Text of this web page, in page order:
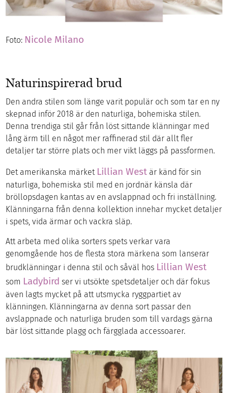
Foto: Nicole Milano
Naturinspirerad brud
Den andra stilen som länge varit populär och som tar en ny
skepnad inför 2018 är den naturliga, bohemiska stilen.
Denna trendiga stil går från löst sittande klänningar med
lång ärm till en något mer raffinerad stil där allt fler
detaljer tar större plats och mer vikt läggs på passformen.
Det amerikanska märket Lillian West är känd för sin
naturliga, bohemiska stil med en jordnär känsla där
bröllopsdagen kantas av en avslappnad och fri inställning.
Klänningarna från denna kollektion innehar mycket detaljer
i spets, vida ärmar och vackra släp.
Att arbeta med olika sorters spets verkar vara
genomgående hos de flesta stora märkena som lanserar
brudklänningar i denna stil och såväl hos Lillian West
som Ladybird ser vi utsökte spetsdetaljer och där fokus
även lagts mycket på att utsmycka ryggpartiet av
klänningen. Klänningarna av denna sort passar den
avslappnade och naturliga bruden som till vardags gärna
bär löst sittande plagg och färgglada accessoarer.